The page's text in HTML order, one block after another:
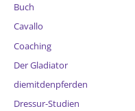
Buch
Cavallo
Coaching
Der Gladiator
diemitdenpferden
Dressur-Studien